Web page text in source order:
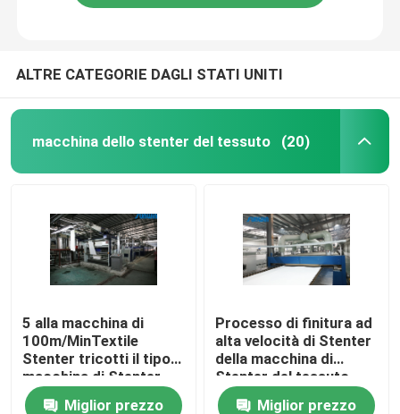
ALTRE CATEGORIE DAGLI STATI UNITI
macchina dello stenter del tessuto (20)
5 alla macchina di
100m/MinTextile
Stenter tricotti il tipo
macchina di Stenter
dell'aria calda del
Miglior prezzo
Processo di finitura ad
alta velocità di Stenter
della macchina di
Stenter del tessuto
dell'olio termico del
Miglior prezzo